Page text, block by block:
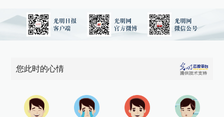
您此时的心情